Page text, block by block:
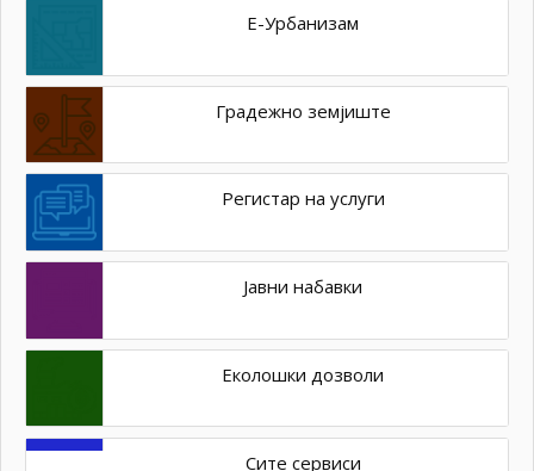
Е-Урбанизам
Градежно земјиште
Регистар на услуги
Јавни набавки
Еколошки дозволи
Сите сервиси